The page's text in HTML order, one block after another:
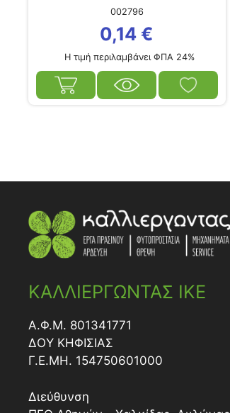
002796
0,14 €
Η τιμή περιλαμβάνει ΦΠΑ 24%
ΚΑΛΛΙΕΡΓΩΝΤΑΣ ΙΚΕ
Α.Φ.Μ. 801341771
ΔΟY ΚΗΦΙΣΙΑΣ
Γ.Ε.ΜΗ. 154750601000
Διεύθυνση